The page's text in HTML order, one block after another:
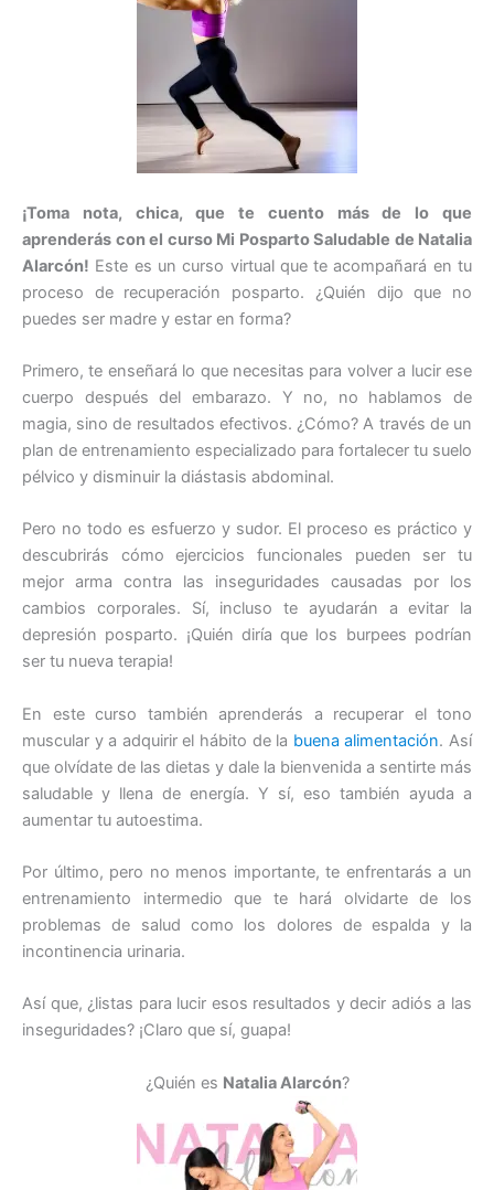
¡Toma nota, chica, que te cuento más de lo que
aprenderás con el curso Mi Posparto Saludable de Natalia
Alarcón! Este es un curso virtual que te acompañará en tu
proceso de recuperación posparto. ¿Quién dijo que no
puedes ser madre y estar en forma?
Primero, te enseñará lo que necesitas para volver a lucir ese
cuerpo después del embarazo. Y no, no hablamos de
magia, sino de resultados efectivos. ¿Cómo? A través de un
plan de entrenamiento especializado para fortalecer tu suelo
pélvico y disminuir la diástasis abdominal.
Pero no todo es esfuerzo y sudor. El proceso es práctico y
descubrirás cómo ejercicios funcionales pueden ser tu
mejor arma contra las inseguridades causadas por los
cambios corporales. Sí, incluso te ayudarán a evitar la
depresión posparto. ¡Quién diría que los burpees podrían
ser tu nueva terapia!
En este curso también aprenderás a recuperar el tono
muscular y a adquirir el hábito de la buena alimentación. Así
que olvídate de las dietas y dale la bienvenida a sentirte más
saludable y llena de energía. Y sí, eso también ayuda a
aumentar tu autoestima.
Por último, pero no menos importante, te enfrentarás a un
entrenamiento intermedio que te hará olvidarte de los
problemas de salud como los dolores de espalda y la
incontinencia urinaria.
Así que, ¿listas para lucir esos resultados y decir adiós a las
inseguridades? ¡Claro que sí, guapa!
¿Quién es Natalia Alarcón?